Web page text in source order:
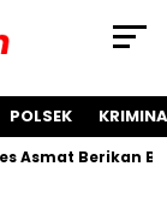
POLSEK
Berikan Bantuan